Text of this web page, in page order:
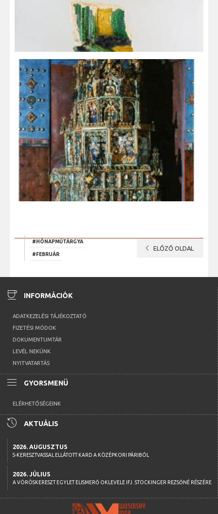
#HÓNAPMŰTÁRGYA
#FEBRUÁR chevron_left ELŐZŐ OLDAL
coffee INFORMÁCIÓK
ADATKEZELÉSI TÁJÉKOZTATÓ
FIZETÉSI MÓDOK
DOKUMENTUMTÁR
LEVÉL NEKÜNK
NYITVATARTÁS
menu GYORSMENÜ
ELÉRHETŐSÉGEINK
history AKTUÁLIS
2026. AUGUSZTUS
S-KERESZTVASSAL ELLÁTOTT KARD A KÖZÉPKORI PÁRIBÓL
2026. JÚLIUS
A VÖRÖSKERESZT EGYLET ELISMERŐ OKLEVELE IFJ. STOCKINGER REZSŐNÉ RÉSZÉRE